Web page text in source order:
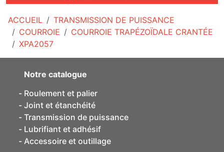
ACCUEIL
TRANSMISSION DE PUISSANCE
COURROIE
COURROIE TRAPÉZOÏDALE CRANTÉE
XPA2057
Notre catalogue
Roulement et palier
Joint et étanchéité
Transmission de puissance
Lubrifiant et adhésif
Accessoire et outillage